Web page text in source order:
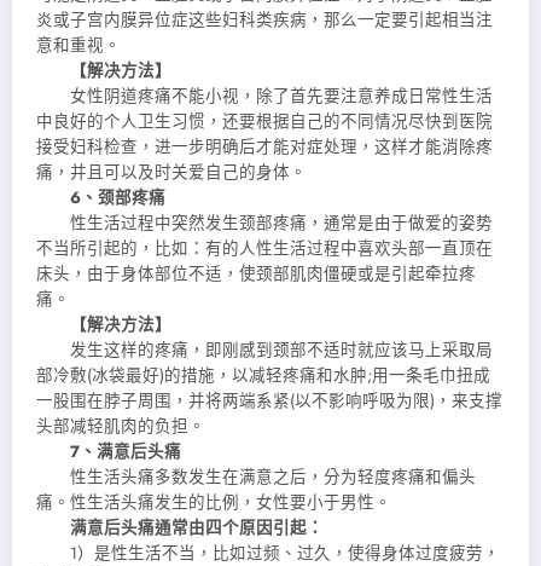
炎或子宫内膜异位症这些妇科类疾病，那么一定要引起相当注
意和重视。
【解决方法】
女性阴道疼痛不能小视，除了首先要注意养成日常性生活
中良好的个人卫生习惯，还要根据自己的不同情况尽快到医院
接受妇科检查，进一步明确后才能对症处理，这样才能消除疼
痛，并且可以及时关爱自己的身体。
6、颈部疼痛
性生活过程中突然发生颈部疼痛，通常是由于做爱的姿势
不当所引起的，比如：有的人性生活过程中喜欢头部一直顶在
床头，由于身体部位不适，使颈部肌肉僵硬或是引起牵拉疼
痛。
【解决方法】
发生这样的疼痛，即刚感到颈部不适时就应该马上采取局
部冷敷(冰袋最好)的措施，以减轻疼痛和水肿;用一条毛巾扭成
一股围在脖子周围，并将两端系紧(以不影响呼吸为限)，来支撑
头部减轻肌肉的负担。
7、满意后头痛
性生活头痛多数发生在满意之后，分为轻度疼痛和偏头
痛。性生活头痛发生的比例，女性要小于男性。
满意后头痛通常由四个原因引起：
1）是性生活不当，比如过频、过久，使得身体过度疲劳，